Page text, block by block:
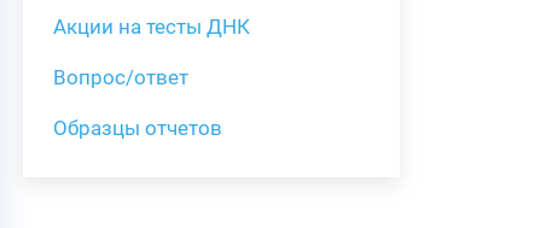
Акции на тесты ДНК
Вопрос/ответ
Образцы отчетов